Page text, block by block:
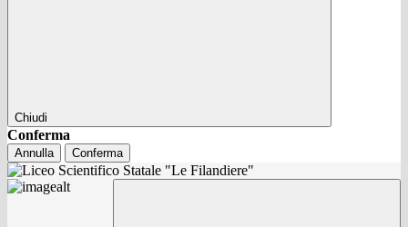
Chiudi
Conferma
Annulla Conferma